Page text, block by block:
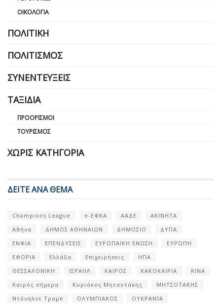
ΟΙΚΟΛΟΓΊΑ
ΠΟΛΙΤΙΚΉ
ΠΟΛΙΤΙΣΜΌΣ
ΣΥΝΕΝΤΕΎΞΕΙΣ
ΤΑΞΊΔΙΑ
ΠΡΟΟΡΙΣΜΟΊ
ΤΟΥΡΙΣΜΌΣ
ΧΩΡΊΣ ΚΑΤΗΓΟΡΊΑ
ΔΕΙΤΕ ΑΝΑ ΘΕΜΑ
Champions League e-ΕΦΚΑ ΑΑΔΕ
ΑΚΙΝΗΤΑ
Αθήνα
ΔΗΜΟΣ ΑΘΗΝΑΙΩΝ ΔΗΜΟΣΙΟ
ΔΥΠΑ
ΕΝΦΙΑ
ΕΠΕΝΔΥΣΕΙΣ ΕΥΡΩΠΑΪΚΗ ΕΝΩΣΗ
ΕΥΡΩΠΗ
ΕΦΟΡΙΑ
Ελλάδα Επιχειρήσεις
ΗΠΑ
ΘΕΣΣΑΛΟΝΙΚΗ
ΙΣΡΑΗΛ ΚΑΙΡΟΣ ΚΑΚΟΚΑΙΡΙΑ
ΚΙΝΑ
Καιρός σήμερα
Κυριάκος Μητσοτάκης
ΜΗΤΣΟΤΑΚΗΣ
Ντόναλντ Τραμπ
ΟΛΥΜΠΙΑΚΟΣ
ΟΥΚΡΑΝΊΑ